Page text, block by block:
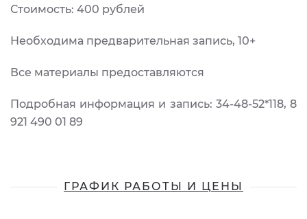
Стоимость: 400 рублей
Необходима предварительная запись, 10+
Все материалы предоставляются
Подробная информация и запись: 34-48-52*118, 8
921 490 01 89
ГРАФИК РАБОТЫ И ЦЕНЫ